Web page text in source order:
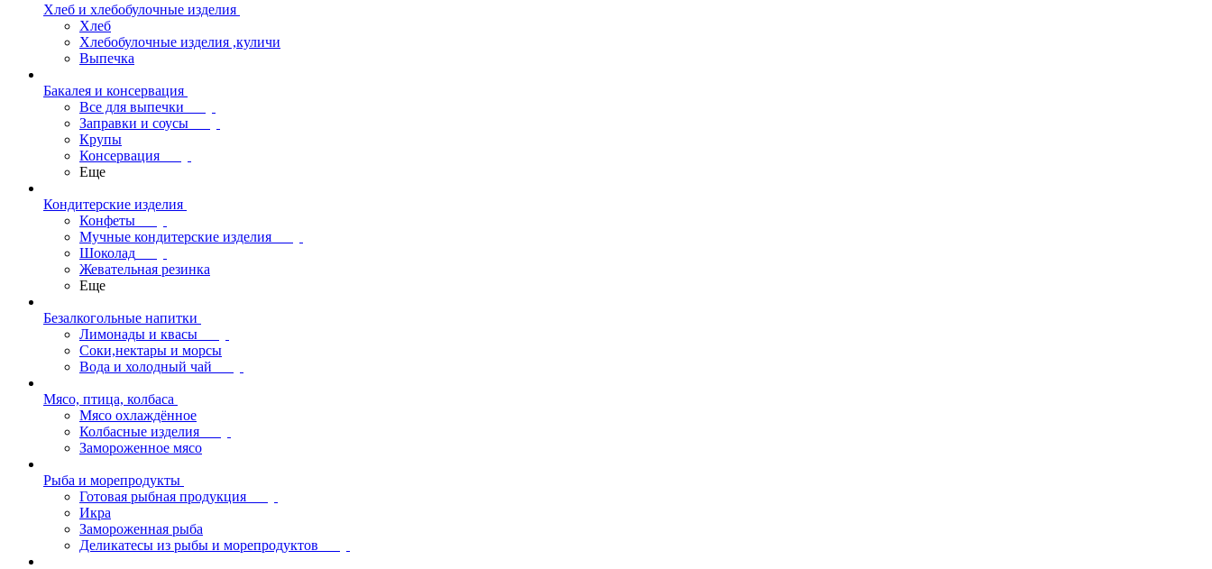
Хлеб и хлебобулочные изделия
Хлеб
Хлебобулочные изделия ,куличи
Выпечка
Бакалея и консервация
Все для выпечки
Заправки и соусы
Крупы
Консервация
Еще
Кондитерские изделия
Конфеты
Мучные кондитерские изделия
Шоколад
Жевательная резинка
Еще
Безалкогольные напитки
Лимонады и квасы
Соки,нектары и морсы
Вода и холодный чай
Мясо, птица, колбаса
Мясо охлаждённое
Колбасные изделия
Замороженное мясо
Рыба и морепродукты
Готовая рыбная продукция
Икра
Замороженная рыба
Деликатесы из рыбы и морепродуктов